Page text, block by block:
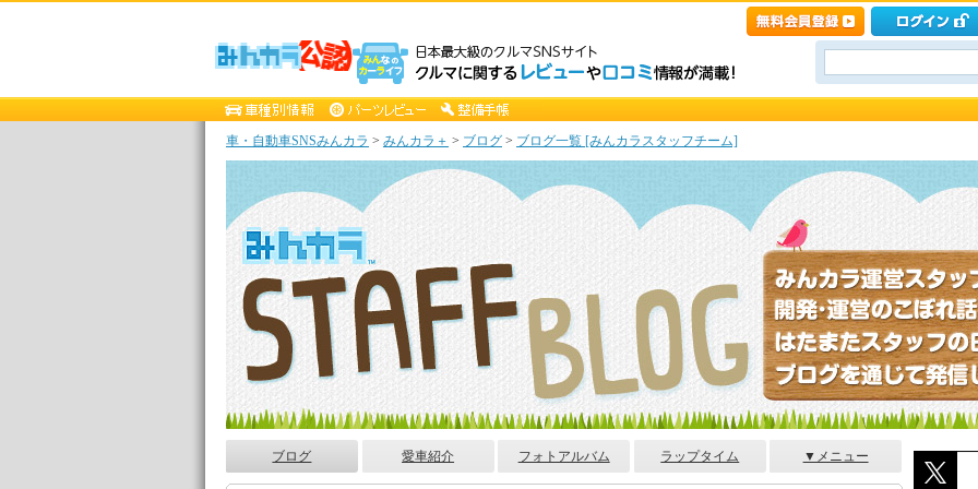
車・自動車SNSみんカラ > みんカラ＋ > ブログ > ブログ一覧 [みんカラスタッフチーム]
ブログ 愛車紹介 フォトアルバム ラップタイム ▼メニュー